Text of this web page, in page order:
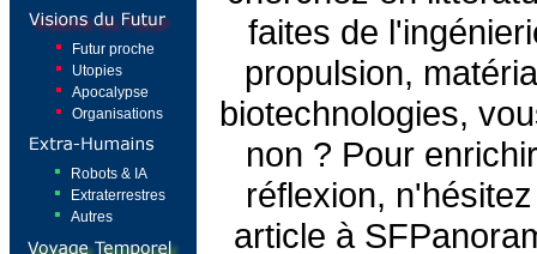
Futur proche
Utopies
Apocalypse
Organisations
Robots & IA
Extraterrestres
Autres
faites de
propulsion,
biotechnologies,
non ? Pour
réflexion,
article à